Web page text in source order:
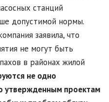
станций
допустимой нормы.
заявила, что
не могут быть
в районах жилой
не одно
утвержденным проектам